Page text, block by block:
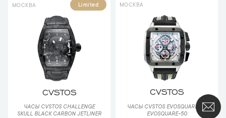
МОСКВА Limited
CVSTOS
ЧАСЫ CVSTOS CHALLENGE
SKULL BLACK CARBON JETLINER
МОСКВА
CVSTOS
ЧАСЫ CVSTOS EVOSQUARE-50
EVOSQUARE-50